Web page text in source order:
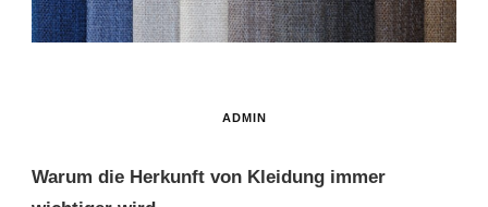
ADMIN
Warum die Herkunft von Kleidung immer